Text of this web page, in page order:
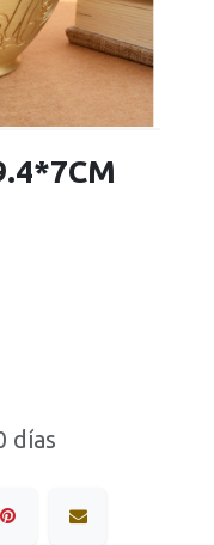
días